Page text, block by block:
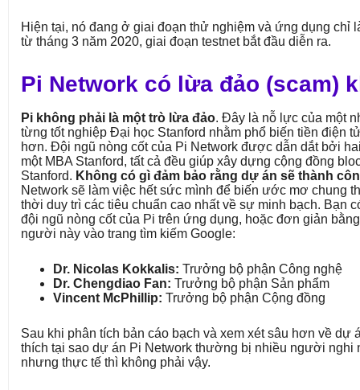
Hiện tại, nó đang ở giai đoạn thử nghiệm và ứng dụng chỉ
từ tháng 3 năm 2020, giai đoạn testnet bắt đầu diễn ra.
Pi Network có lừa đảo (scam)
Pi không phải là một trò lừa đảo. Đây là nỗ lực của một
từng tốt nghiệp Đại học Stanford nhằm phổ biến tiền điện
hơn. Đội ngũ nòng cốt của Pi Network được dẫn dắt bởi
một MBA Stanford, tất cả đều giúp xây dựng cộng đồng
Stanford. Không có gì đảm bảo rằng dự án sẽ thành
Network sẽ làm việc hết sức mình để biến ước mơ chung
thời duy trì các tiêu chuẩn cao nhất về sự minh bạch. Bạn
đội ngũ nòng cốt của Pi trên ứng dụng, hoặc đơn giản
người này vào trang tìm kiếm Google:
Dr. Nicolas Kokkalis: Trưởng bộ phận Công nghệ
Dr. Chengdiao Fan: Trưởng bộ phận Sản phẩm
Vincent McPhillip: Trưởng bộ phận Cộng đồng
Sau khi phân tích bản cáo bạch và xem xét sâu hơn về dự
thích tại sao dự án Pi Network thường bị nhiều người nghi
nhưng thực tế thì không phải vậy.